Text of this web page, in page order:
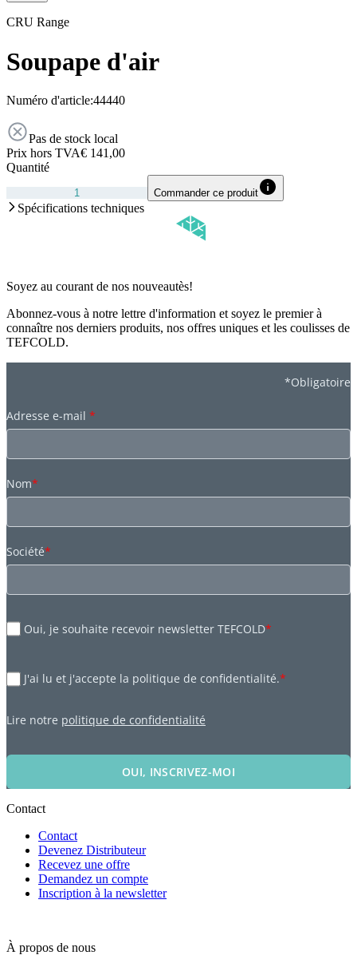
CRU Range
Soupape d'air
Numéro d'article:44440
Pas de stock local
Prix hors TVA€ 141,00
Quantité
Commander ce produit
Spécifications techniques
Soyez au courant de nos nouveautès!
Abonnez-vous à notre lettre d'information et soyez le premier à
connaître nos derniers produits, nos offres uniques et les coulisses de
TEFCOLD.
*Obligatoire
Adresse e-mail *
Nom*
Société*
Oui, je souhaite recevoir newsletter TEFCOLD*
J'ai lu et j'accepte la politique de confidentialité.*
Lire notre politique de confidentialité
OUI, INSCRIVEZ-MOI
Contact
Contact
Devenez Distributeur
Recevez une offre
Demandez un compte
Inscription à la newsletter
À propos de nous